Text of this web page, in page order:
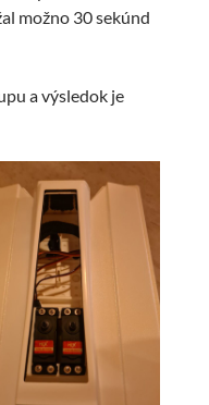
možno 30 sekúnd
a výsledok je